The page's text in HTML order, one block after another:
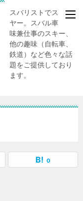
スバリストでスキー
ヤー。スバル車、趣
味兼仕事のスキー、
他の趣味（自転車、
鉄道）など色々な話
題をご提供しており
ます。
0